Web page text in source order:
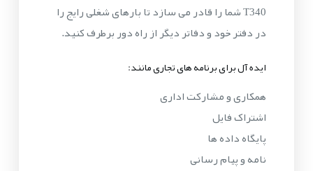
T340 شما را قادر می سازد تا بارهای شغلی رایج را
در دفتر خود و دفاتر دیگر از راه دور برطرف کنید.
ایده آل برای برنامه های تجاری مانند:
همکاری و مشارکت اداری
اشتراک فایل
پایگاه داده ها
نامه و پیام رسانی